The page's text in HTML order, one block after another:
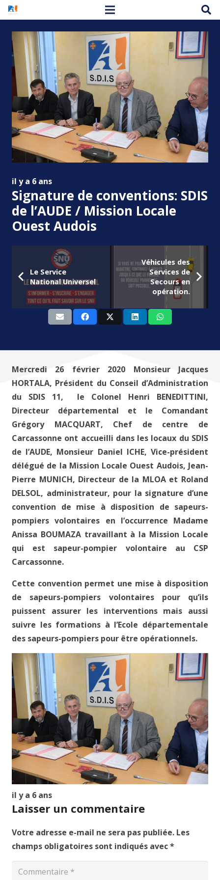
il y a 6 ans
Signature de conventions: SDIS
de l’AUDE / Mission Locale
Ouest Audois
Le Service
National Universel
Véhicules des
Services de
Secours en
opération.
Mercredi 26 février 2020 Monsieur Jacques
HORTALA, Président du Conseil d’Administration
du SDIS 11, le Colonel Henri BENEDITTINI,
Directeur départemental et le Comandant
Grégory MACQUART, Chef de centre de
Carcassonne ont accueilli dans les locaux du SDIS
de l’AUDE, Monsieur Daniel ICHE, Vice-président
délégué de la Mission Locale Ouest Audois, Jean-
Pierre MUNICH, Directeur de la MLOA et Roland
DELSOL, administrateur, pour la signature d’une
convention de mise à disposition de sapeurs-
pompiers volontaires en l’occurrence Madame
Anissa BOUMAZA travaillant à la Mission Locale
qui est sapeur-pompier volontaire au CSP
Carcassonne.
Cette convention permet une mise à disposition
de sapeurs-pompiers volontaires pour qu’ils
puissent assurer les interventions mais aussi
suivre les formations à l’Ecole départementale
des sapeurs-pompiers pour être opérationnels.
il y a 6 ans
Laisser un commentaire
Votre adresse e-mail ne sera pas publiée. Les
champs obligatoires sont indiqués avec*